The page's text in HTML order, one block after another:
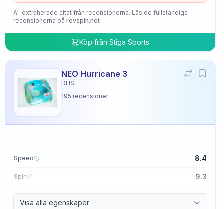
AI-extraherade citat från recensionerna. Läs de fullständiga
recensionerna på revspin.net
Köp från Stiga Sports
NEO Hurricane 3
DHS
195 recensioner
Speed 8.4
Spin 9.3
Control 8.7
Visa alla egenskaper